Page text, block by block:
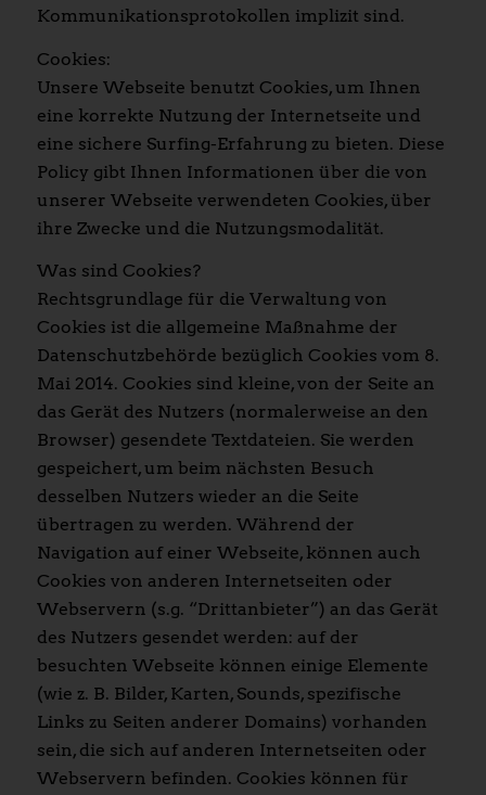
Kommunikationsprotokollen implizit sind.
Cookies:
Unsere Webseite benutzt Cookies, um Ihnen
eine korrekte Nutzung der Internetseite und
eine sichere Surfing-Erfahrung zu bieten. Diese
Policy gibt Ihnen Informationen über die von
unserer Webseite verwendeten Cookies, über
ihre Zwecke und die Nutzungsmodalität.
Was sind Cookies?
Rechtsgrundlage für die Verwaltung von
Cookies ist die allgemeine Maßnahme der
Datenschutzbehörde bezüglich Cookies vom 8.
Mai 2014. Cookies sind kleine, von der Seite an
das Gerät des Nutzers (normalerweise an den
Browser) gesendete Textdateien. Sie werden
gespeichert, um beim nächsten Besuch
desselben Nutzers wieder an die Seite
übertragen zu werden. Während der
Navigation auf einer Webseite, können auch
Cookies von anderen Internetseiten oder
Webservern (s.g. “Drittanbieter”) an das Gerät
des Nutzers gesendet werden: auf der
besuchten Webseite können einige Elemente
(wie z. B. Bilder, Karten, Sounds, spezifische
Links zu Seiten anderer Domains) vorhanden
sein, die sich auf anderen Internetseiten oder
Webservern befinden. Cookies können für